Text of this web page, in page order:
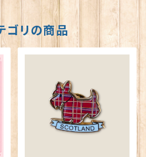
ゴリの商品